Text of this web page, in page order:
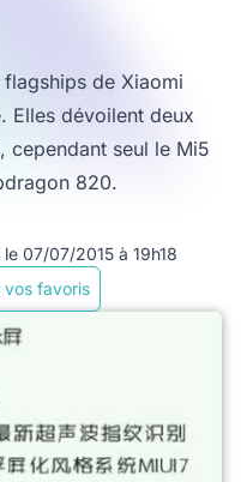
de Xiaomi
Elles dévoilent deux
cependant seul le Mi5
820.
07/07/2015 à 19h18
vos favoris